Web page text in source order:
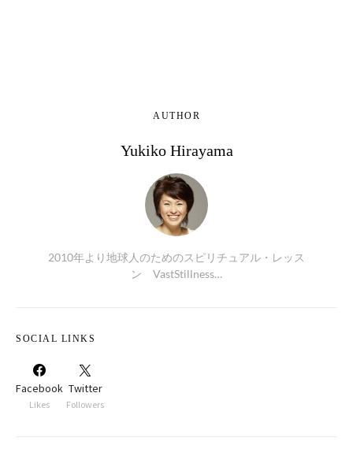
AUTHOR
Yukiko Hirayama
2010年より地球人のためのスピリチュアル・レッス
ン VastStillness…
SOCIAL LINKS
Facebook
Likes
Twitter
Followers